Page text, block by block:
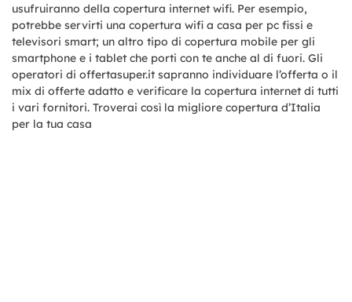
usufruiranno della copertura internet wifi. Per esempio,
potrebbe servirti una copertura wifi a casa per pc fissi e
televisori smart; un altro tipo di copertura mobile per gli
smartphone e i tablet che porti con te anche al di fuori. Gli
operatori di offertasuper.it sapranno individuare l’offerta o il
mix di offerte adatto e verificare la copertura internet di tutti
i vari fornitori. Troverai così la migliore copertura d’Italia
per la tua casa